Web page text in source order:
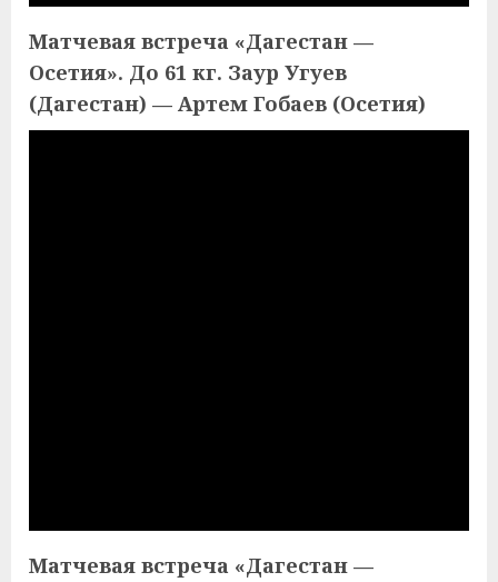
Матчевая встреча «Дагестан —
Осетия». До 61 кг. Заур Угуев
(Дагестан) — Артем Гобаев (Осетия)
Матчевая встреча «Дагестан —